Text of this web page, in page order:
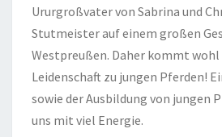
Ururgroßvater von Sabrina und
Stutmeister auf einem großen
Westpreußen. Daher kommt wohl
Leidenschaft zu jungen Pferden!
sowie der Ausbildung von jungen
uns mit viel Energie.